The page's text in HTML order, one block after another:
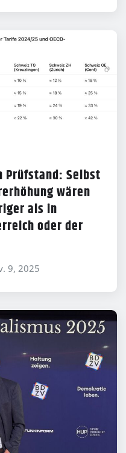
Prüfstand: Selbst
wären
als in
oder der
9, 2025